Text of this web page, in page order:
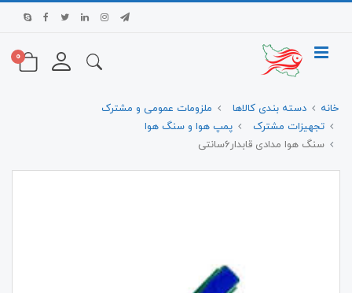
0
خانه دسته بندی کالاها
ملزومات عمومی و مشترک
تجهیزات مشترک
پمپ هوا و سنگ هوا
سنگ هوا مدادی قابدار6سانتی